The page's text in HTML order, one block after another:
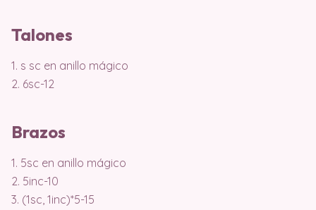
Talones
1. s sc en anillo mágico
2. 6sc-12
Brazos
1. 5sc en anillo mágico
2. 5inc-10
3. (1sc, 1inc)*5-15